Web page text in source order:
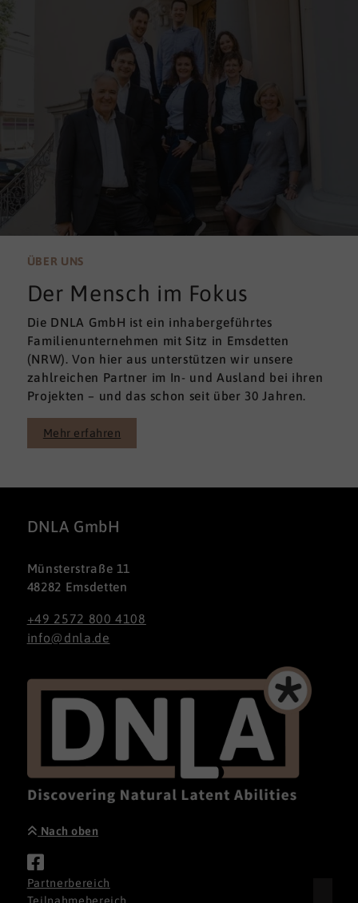
ÜBER UNS
Der Mensch im Fokus
Die DNLA GmbH ist ein inhabergeführtes
Familienunternehmen mit Sitz in Emsdetten
(NRW). Von hier aus unterstützen wir unsere
zahlreichen Partner im In- und Ausland bei ihren
Projekten – und das schon seit über 30 Jahren.
Mehr erfahren
DNLA GmbH
Münsterstraße 11
48282 Emsdetten
+49 2572 800 4108
info@dnla.de
Nach oben
Partnerbereich